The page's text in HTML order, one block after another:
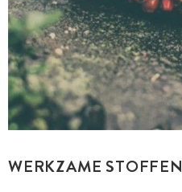
WERKZAME STOFFEN